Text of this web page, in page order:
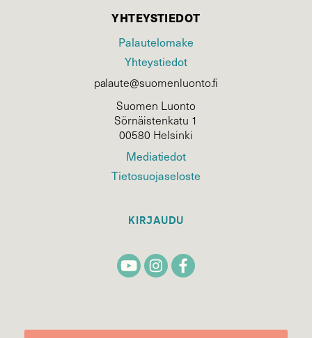
YHTEYSTIEDOT
Palautelomake
Yhteystiedot
palaute@suomenluonto.fi
Suomen Luonto
Sörnäistenkatu 1
00580 Helsinki
Mediatiedot
Tietosuojaseloste
KIRJAUDU